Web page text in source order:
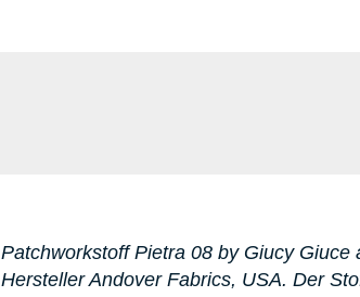
PatchworkstoffPietra 08 by Giucy Giuce
Hersteller Andover Fabrics, USA. Der